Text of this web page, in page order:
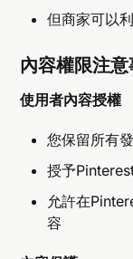
但商家可以
內容權限注
使用者內容授權
您保留所有
授予
允許在
容